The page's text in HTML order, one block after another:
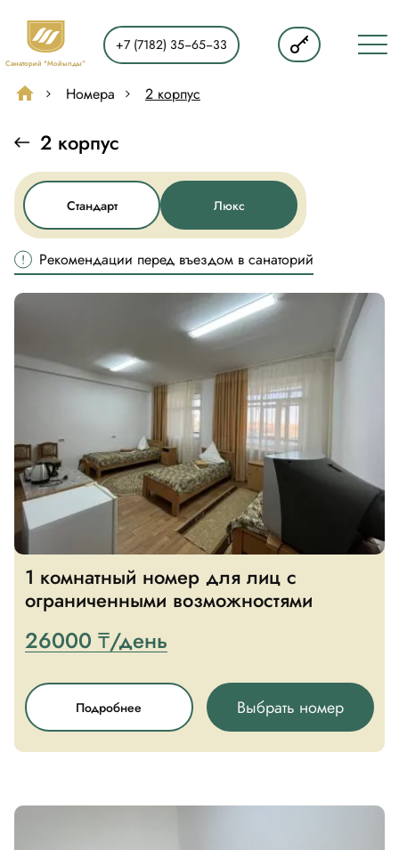
Санаторий "Мойылды”
+7 (7182) 35‒65‒33
RU
KZ
Главная
О нас
Услуги
Лечение
Номера
Досуг
Контакты
Павлодарская область,
г. Павлодар, с. Мойылды,
улица Улы Дала, 1
Номера 2 корпус
2 корпус
Стандарт Люкс
Рекомендации перед въездом в санаторий
1 комнатный номер для лиц с
ограниченными возможностями
26000 ₸/день
Подробнее Выбрать номер